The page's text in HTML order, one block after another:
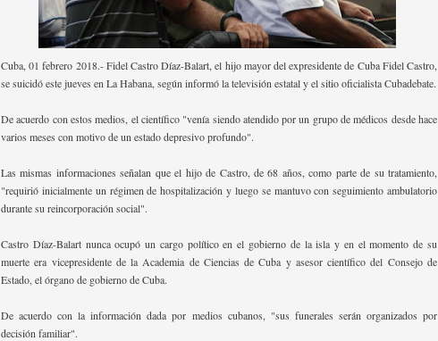
Cuba, 01 febrero 2018.- Fidel Castro Díaz-Balart, el hijo mayor del expresidente de Cuba Fidel Castro,
se suicidó este jueves en La Habana, según informó la televisión estatal y el sitio oficialista Cubadebate.
De acuerdo con estos medios, el científico "venía siendo atendido por un grupo de médicos desde hace
varios meses con motivo de un estado depresivo profundo".
Las mismas informaciones señalan que el hijo de Castro, de 68 años, como parte de su tratamiento,
"requirió inicialmente un régimen de hospitalización y luego se mantuvo con seguimiento ambulatorio
durante su reincorporación social".
Castro Díaz-Balart nunca ocupó un cargo político en el gobierno de la isla y en el momento de su
muerte era vicepresidente de la Academia de Ciencias de Cuba y asesor científico del Consejo de
Estado, el órgano de gobierno de Cuba.
De acuerdo con la información dada por medios cubanos, "sus funerales serán organizados por
decisión familiar".